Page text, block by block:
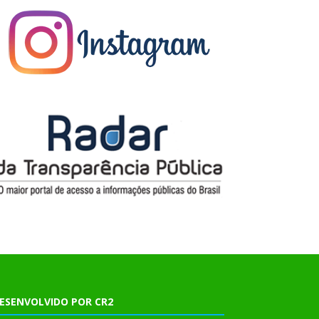
POR CR2